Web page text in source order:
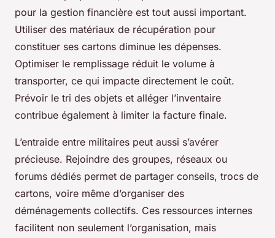
pour la gestion financière est tout aussi important.
Utiliser des matériaux de récupération pour
constituer ses cartons diminue les dépenses.
Optimiser le remplissage réduit le volume à
transporter, ce qui impacte directement le coût.
Prévoir le tri des objets et alléger l’inventaire
contribue également à limiter la facture finale.
L’entraide entre militaires peut aussi s’avérer
précieuse. Rejoindre des groupes, réseaux ou
forums dédiés permet de partager conseils, trocs de
cartons, voire même d’organiser des
déménagements collectifs. Ces ressources internes
facilitent non seulement l’organisation, mais